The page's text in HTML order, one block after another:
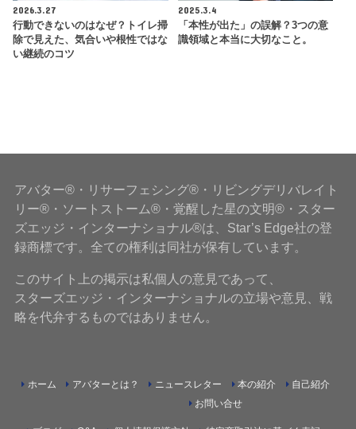
2026.3.27
行動できないのはなぜ？トイレ掃
除で見えた、気合いや根性ではな
い継続のコツ
2025.3.4
「本性が出た」の誤解？3つの意
識領域と本当に大切なこと。
アバター®・リサーフェシング®・リビングデリバレイト
リー®・ソートストーム®・覚醒した星の文明®・スター
ズエッジ・インターナショナル®は、Star’s Edge社の登
録商標です。全ての権利は同社が保有しています。
このサイト上の掲示は私個人の意見であって、
スターズエッジ・インターナショナルの立場や意見、戦
略を代弁するものではありません。
ホーム アバターとは？ ニュースレター 本の紹介 自己紹介
お問い合せ